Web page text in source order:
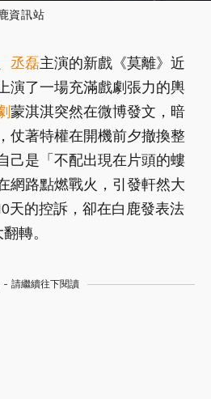
資訊站
丞磊主演的新戲《莫離》近
演了一場充滿戲劇張力的輿
蒙淇淇突然在微博發文，暗
仗著特權在開機前夕撤換整
己是「不配出現在片頭的螻
網路點燃戰火，引發軒然大
天的控訴，卻在白鹿發表法
轉。
- 請繼續往下閱讀